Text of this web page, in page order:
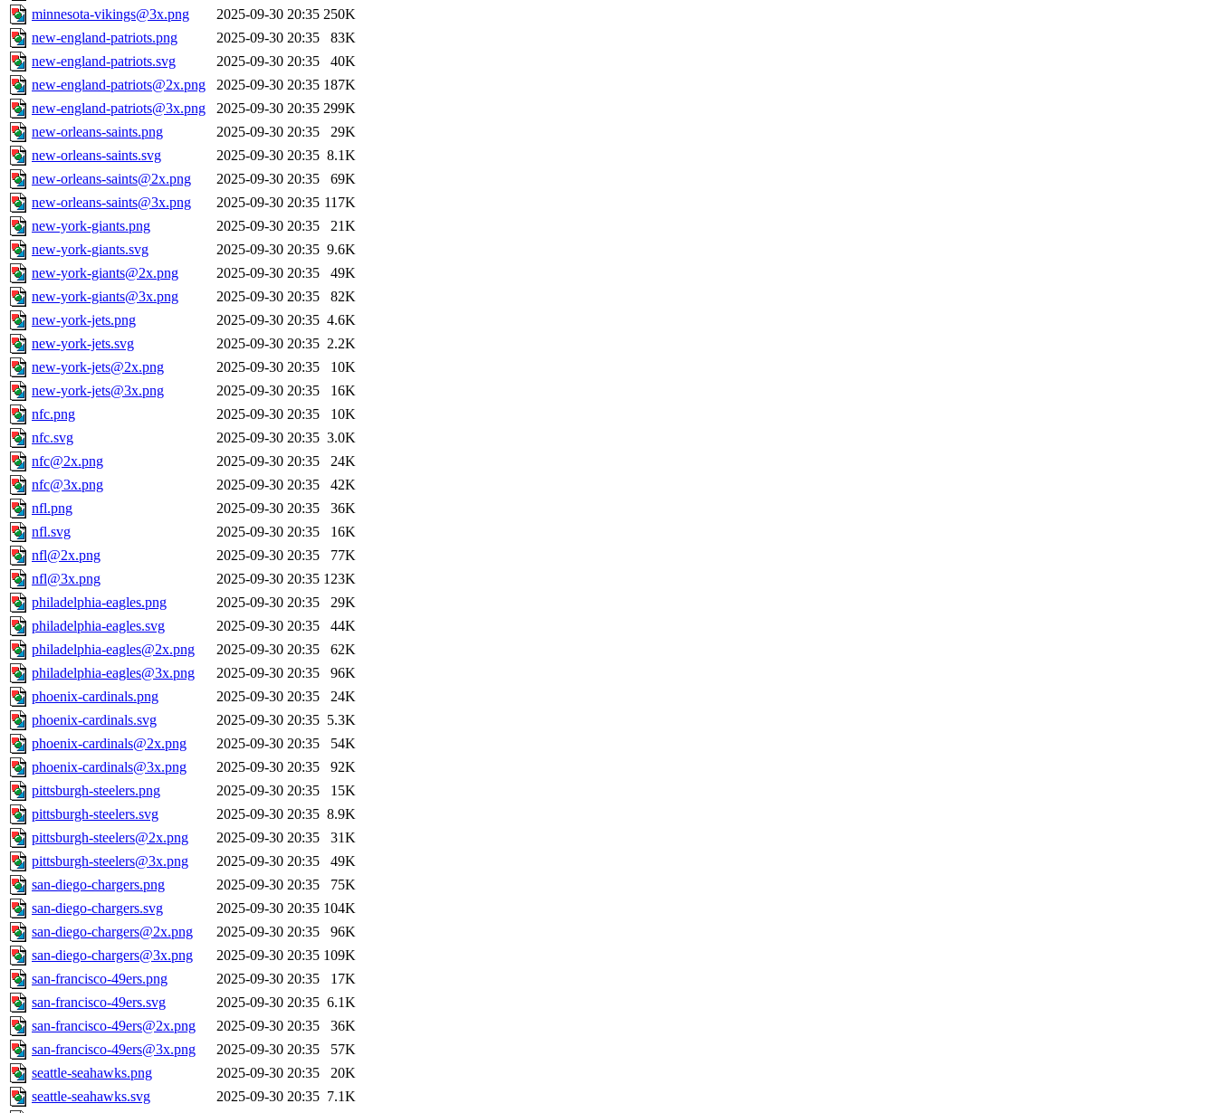
minnesota-vikings@3x.png
2025-09-30 20:35 250K
new-england-patriots.png
2025-09-30 20:35
83K
new-england-patriots.svg
2025-09-30 20:35
40K
new-england-patriots@2x.png
2025-09-30 20:35 187K
new-england-patriots@3x.png
2025-09-30 20:35 299K
new-orleans-saints.png
2025-09-30 20:35
29K
new-orleans-saints.svg
2025-09-30 20:35 8.1K
new-orleans-saints@2x.png
2025-09-30 20:35
69K
new-orleans-saints@3x.png
2025-09-30 20:35 117K
new-york-giants.png
2025-09-30 20:35
21K
new-york-giants.svg
2025-09-30 20:35 9.6K
new-york-giants@2x.png
2025-09-30 20:35
49K
new-york-giants@3x.png
2025-09-30 20:35
82K
new-york-jets.png
2025-09-30 20:35 4.6K
new-york-jets.svg
2025-09-30 20:35 2.2K
new-york-jets@2x.png
2025-09-30 20:35
10K
new-york-jets@3x.png
2025-09-30 20:35
16K
nfc.png
2025-09-30 20:35
10K
nfc.svg
2025-09-30 20:35 3.0K
nfc@2x.png
2025-09-30 20:35
24K
nfc@3x.png
2025-09-30 20:35
42K
nfl.png
2025-09-30 20:35
36K
nfl.svg
2025-09-30 20:35
16K
nfl@2x.png
2025-09-30 20:35
77K
nfl@3x.png
2025-09-30 20:35 123K
philadelphia-eagles.png
2025-09-30 20:35
29K
philadelphia-eagles.svg
2025-09-30 20:35
44K
philadelphia-eagles@2x.png
2025-09-30 20:35
62K
philadelphia-eagles@3x.png
2025-09-30 20:35
96K
phoenix-cardinals.png
2025-09-30 20:35
24K
phoenix-cardinals.svg
2025-09-30 20:35 5.3K
phoenix-cardinals@2x.png
2025-09-30 20:35
54K
phoenix-cardinals@3x.png
2025-09-30 20:35
92K
pittsburgh-steelers.png
2025-09-30 20:35
15K
pittsburgh-steelers.svg
2025-09-30 20:35 8.9K
pittsburgh-steelers@2x.png
2025-09-30 20:35
31K
pittsburgh-steelers@3x.png
2025-09-30 20:35
49K
san-diego-chargers.png
2025-09-30 20:35
75K
san-diego-chargers.svg
2025-09-30 20:35 104K
san-diego-chargers@2x.png
2025-09-30 20:35
96K
san-diego-chargers@3x.png
2025-09-30 20:35 109K
san-francisco-49ers.png
2025-09-30 20:35
17K
san-francisco-49ers.svg
2025-09-30 20:35 6.1K
san-francisco-49ers@2x.png
2025-09-30 20:35
36K
san-francisco-49ers@3x.png
2025-09-30 20:35
57K
seattle-seahawks.png
2025-09-30 20:35
20K
seattle-seahawks.svg
2025-09-30 20:35 7.1K